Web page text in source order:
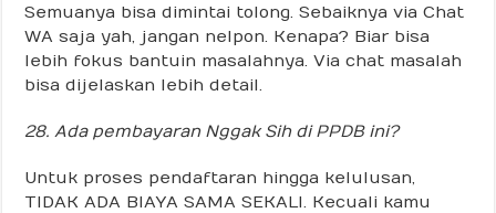
Semuanya bisa dimintai tolong. Sebaiknya via Chat
WA saja yah, jangan nelpon. Kenapa? Biar bisa
lebih fokus bantuin masalahnya. Via chat masalah
bisa dijelaskan lebih detail.
28. Ada pembayaran Nggak Sih di PPDB ini?
Untuk proses pendaftaran hingga kelulusan,
TIDAK ADA BIAYA SAMA SEKALI. Kecuali kamu